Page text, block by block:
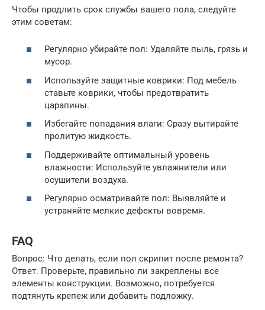
Чтобы продлить срок службы вашего пола, следуйте
этим советам:
Регулярно убирайте пол: Удаляйте пыль, грязь и
мусор.
Используйте защитные коврики: Под мебель
ставьте коврики, чтобы предотвратить
царапины.
Избегайте попадания влаги: Сразу вытирайте
пролитую жидкость.
Поддерживайте оптимальный уровень
влажности: Используйте увлажнители или
осушители воздуха.
Регулярно осматривайте пол: Выявляйте и
устраняйте мелкие дефекты вовремя.
FAQ
Вопрос: Что делать, если пол скрипит после ремонта?
Ответ: Проверьте, правильно ли закреплены все
элементы конструкции. Возможно, потребуется
подтянуть крепеж или добавить подложку.